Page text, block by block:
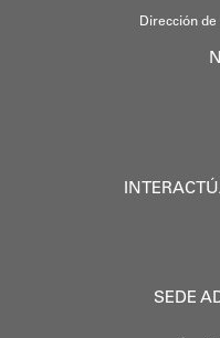
Dirección
SEDE